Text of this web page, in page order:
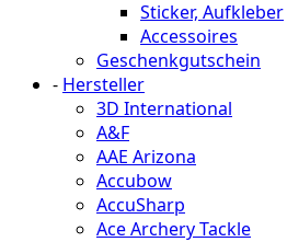
Sticker, Aufkleber
Accessoires
Geschenkgutschein
- Hersteller
3D International
A&F
AAE Arizona
Accubow
AccuSharp
Ace Archery Tackle